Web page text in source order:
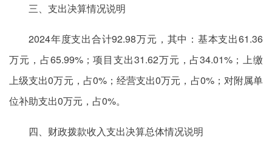
三、支出决算情况说明
2024年度支出合计92.98万元，其中：基本支出61.36
万元，占65.99%；项目支出31.62万元，占34.01%；上缴
上级支出0万元，占0%；经营支出0万元，占0%；对附属单
位补助支出0万元，占0%。
四、财政拨款收入支出决算总体情况说明